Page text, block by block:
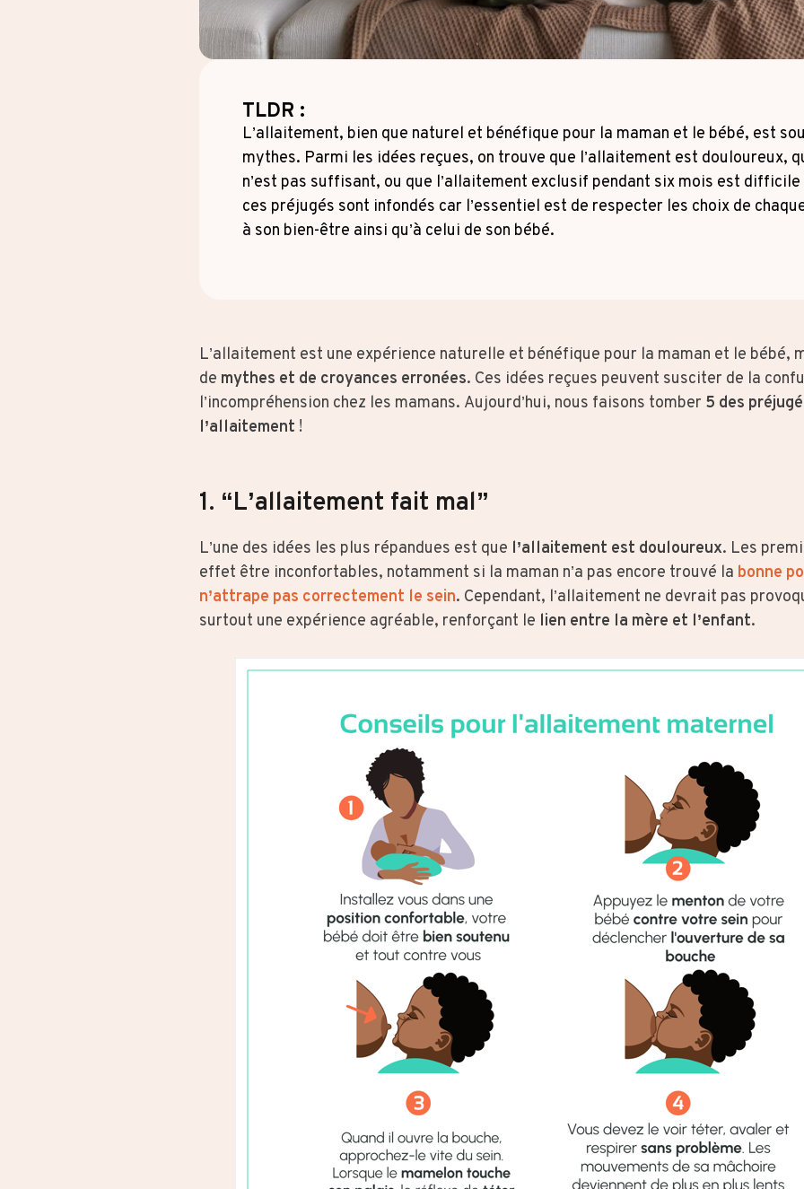
TLDR :
L’allaitement, bien que naturel et bénéfique pour la maman et le bébé, est
mythes. Parmi les idées reçues, on trouve que l’allaitement est douloureux,
n’est pas suffisant, ou que l’allaitement exclusif pendant six mois est
ces préjugés sont infondés car l’essentiel est de respecter les choix de
à son bien-être ainsi qu’à celui de son bébé.
L’allaitement est une expérience naturelle et bénéfique pour la maman et le bébé,
de mythes et de croyances erronées. Ces idées reçues peuvent susciter de la
l’incompréhension chez les mamans. Aujourd’hui, nous faisons tomber 5 des
l’allaitement !
1. “L’allaitement fait mal”
L’une des idées les plus répandues est que l’allaitement est douloureux. Les
effet être inconfortables, notamment si la maman n’a pas encore trouvé la bonne
n’attrape pas correctement le sein. Cependant, l’allaitement ne devrait pas
surtout une expérience agréable, renforçant le lien entre la mère et l’enfant.